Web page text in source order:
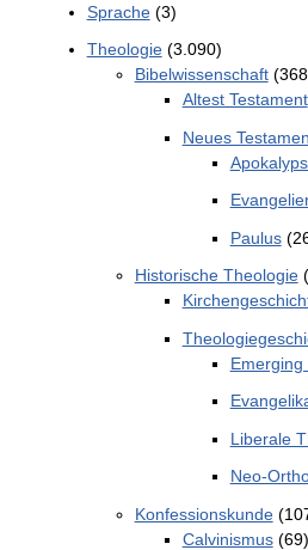
Sprache(3)
Theologie(3.090)
Bibelwissenschaft
Altest Testament
Neues
Paulus
Historische Theologie
Emerging
Liberale
Neo-
Konfessionskunde
Calvinismus(69)